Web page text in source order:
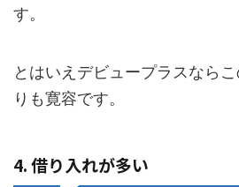
す。
とはいえデビュープラスなら
りも寛容です。
4. 借り入れが多い